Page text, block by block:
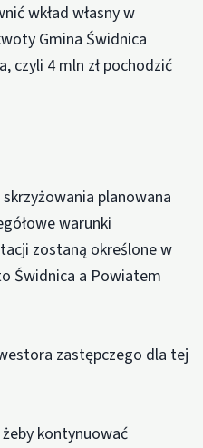
wkład własny w
Gmina Świdnica
czyli 4 mln zł pochodzić
planowana
warunki
zostaną określone w
Świdnica a Powiatem
zastępczego dla tej
kontynuować